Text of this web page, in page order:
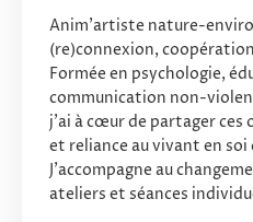
Anim’artiste nature-
(re)connexion,
Formée en psychologie,
communication non-
j’ai à cœur de partager
et reliance au vivant en soi
J’accompagne au
ateliers et séances